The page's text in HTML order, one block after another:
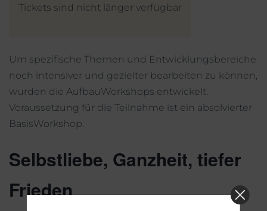
Instagram
Tickets sind nicht länger verfügbar
Um spezifische Themen und Entwicklungsbereiche
noch intensiver und gezielter bearbeiten zu können,
wurden die AufbauWorkshops entwickelt.
Voraussetzung für die Teilnahme ist ein absolvierter
BasisWorkshop.
Selbstliebe, Ganzheit, tiefer
Frieden